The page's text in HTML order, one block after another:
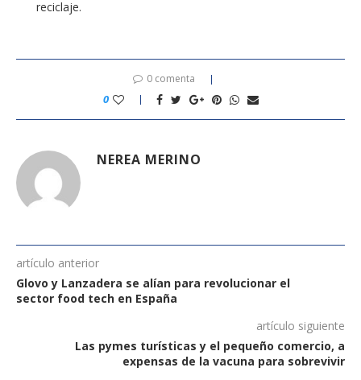
reciclaje.
0 comenta
0
NEREA MERINO
artículo anterior
Glovo y Lanzadera se alían para revolucionar el
sector food tech en España
artículo siguiente
Las pymes turísticas y el pequeño comercio, a
expensas de la vacuna para sobrevivir